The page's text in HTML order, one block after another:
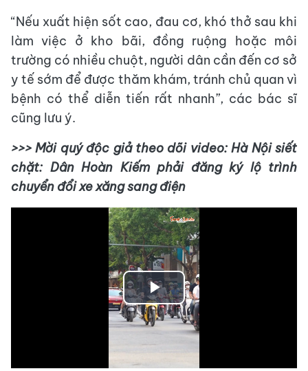
“Nếu xuất hiện sốt cao, đau cơ, khó thở sau khi
làm việc ở kho bãi, đồng ruộng hoặc môi
trường có nhiều chuột, người dân cần đến cơ sở
y tế sớm để được thăm khám, tránh chủ quan vì
bệnh có thể diễn tiến rất nhanh”, các bác sĩ
cũng lưu ý.
>>> Mời quý độc giả theo dõi video: Hà Nội siết
chặt: Dân Hoàn Kiếm phải đăng ký lộ trình
chuyển đổi xe xăng sang điện
Play
Video